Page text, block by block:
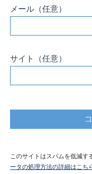
メール （任意）
サイト （任意）
このサイトはスパムを低減す
ータの処理方法の詳細はこち